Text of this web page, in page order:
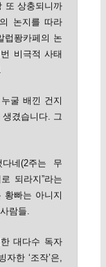
또 상충되니까
논지를 따라
럽퐝카페의 논
비극적 사태
굴 배낀 건지
겼습니다. 그
네(2주는 무
되라지”라는
황빠는 아니지
람들.
대다수 독자
자한 ‘조작’은,